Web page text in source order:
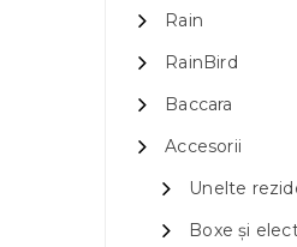
Rain
RainBird
Baccara
Accesorii
Unelte
Boxe și